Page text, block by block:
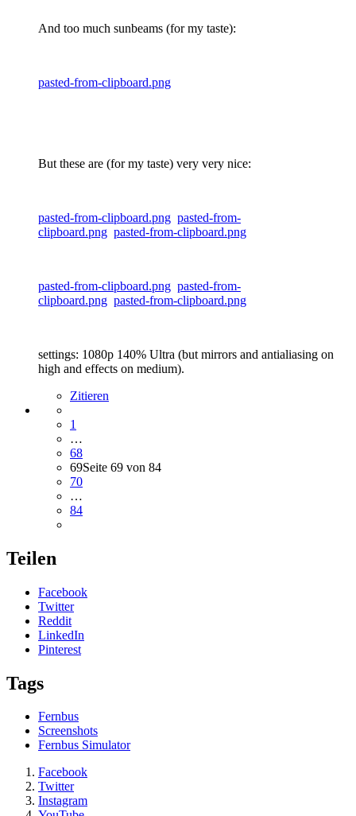
And too much sunbeams (for my taste):
pasted-from-clipboard.png
But these are (for my taste) very very nice:
pasted-from-clipboard.png pasted-from-
clipboard.png pasted-from-clipboard.png
pasted-from-clipboard.png pasted-from-
clipboard.png pasted-from-clipboard.png
settings: 1080p 140% Ultra (but mirrors and antialiasing on
high and effects on medium).
Zitieren
1
…
68
69Seite 69 von 84
70
…
84
Teilen
Facebook
Twitter
Reddit
LinkedIn
Pinterest
Tags
Fernbus
Screenshots
Fernbus Simulator
Facebook
Twitter
Instagram